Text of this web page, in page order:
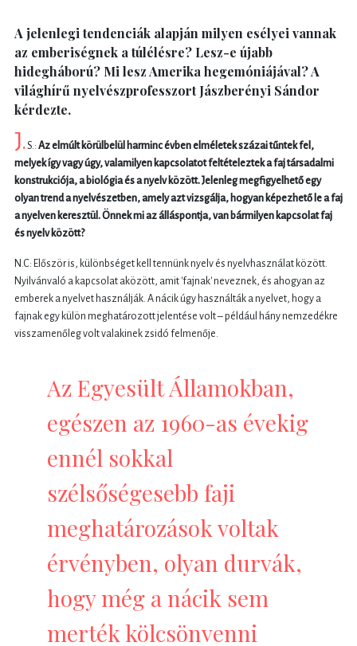
A jelenlegi tendenciák alapján milyen esélyei vannak
az emberiségnek a túlélésre? Lesz-e újabb
hidegháború? Mi lesz Amerika hegemóniájával? A
világhírű nyelvészprofesszort Jászberényi Sándor
kérdezte.
J.S.: Az elmúlt körülbelül harminc évben elméletek százai tűntek fel,
melyek így vagy úgy, valamilyen kapcsolatot feltételeztek a faj társadalmi
konstrukciója, a biológia és a nyelv között. Jelenleg megfigyelhető egy
olyan trend a nyelvészetben, amely azt vizsgálja, hogyan képezhető le a faj
a nyelven keresztül. Önnek mi az álláspontja, van bármilyen kapcsolat faj
és nyelv között?
N.C: Először is, különbséget kell tennünk nyelv és nyelvhasználat között.
Nyilvánvaló a kapcsolat aközött, amit 'fajnak' neveznek, és ahogyan az
emberek a nyelvet használják. A nácik úgy használták a nyelvet, hogy a
fajnak egy külön meghatározott jelentése volt – például hány nemzedékre
visszamenőleg volt valakinek zsidó felmenője.
Az Egyesült Államokban,
egészen az 1960-as évekig
ennél sokkal
szélsőségesebb faji
meghatározások voltak
érvényben, olyan durvák,
hogy még a nácik sem
merték kölcsönvenni